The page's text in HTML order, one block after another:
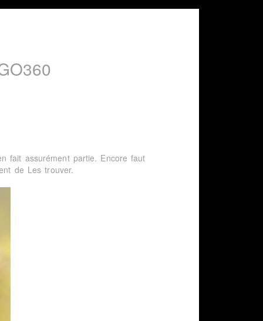
fait assurément partie. Encore faut
de Les trouver.